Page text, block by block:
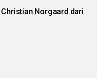
Norgaard dari